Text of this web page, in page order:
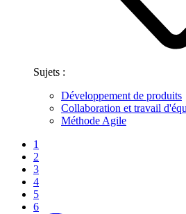
Sujets :
Développement de produits
Collaboration et travail
Méthode Agile
1
2
3
4
5
6